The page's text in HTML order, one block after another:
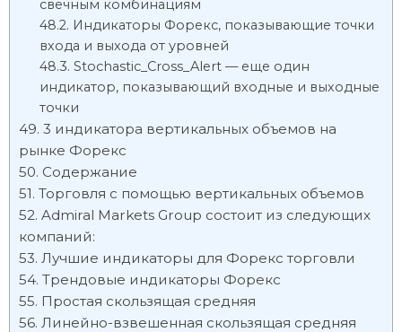
свечным комбинациям
Индикаторы Форекс, показывающие точки
входа и выхода от уровней
Stochastic_Cross_Alert — еще один
индикатор, показывающий входные и выходные
точки
3 индикатора вертикальных объемов на
рынке Форекс
Содержание
Торговля с помощью вертикальных объемов
Admiral Markets Group состоит из следующих
компаний:
Лучшие индикаторы для Форекс торговли
Трендовые индикаторы Форекс
Простая скользящая средняя
Линейно-взвешенная скользящая средняя